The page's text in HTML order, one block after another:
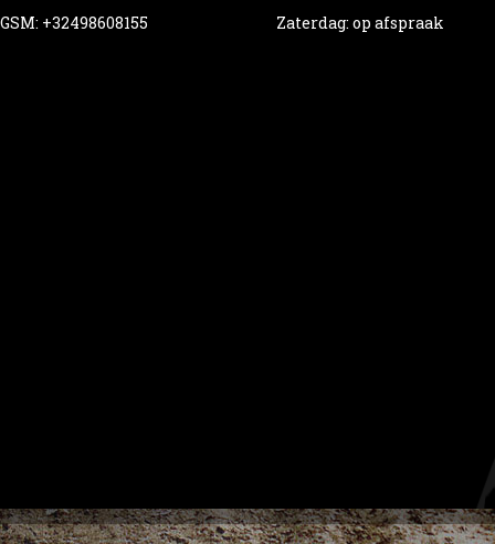
GSM: +32498608155
Zaterdag: op afspraak